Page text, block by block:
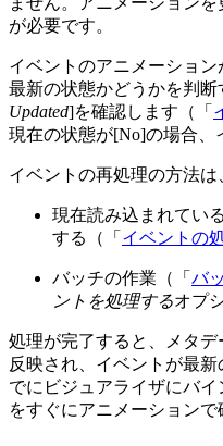
が必要です。
イベントのアニメーショ
最新の状態かどうかを判断
Updated]を確認します（「
現在の状態が[No]の場合、
イベントの再処理の方法は
現在読み込まれてい
する（「 イベントの
バッチの作業（「 バ
ントを処理するオプ
処理が完了すると、メタ
反映され、イベントが最
でにビジュアライザにバ
をすぐにアニメーションで